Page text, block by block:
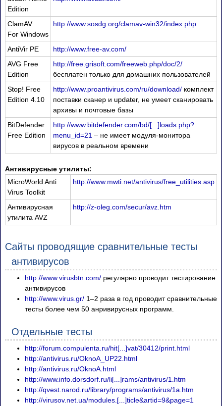
Edition
ClamAV
For Windows
http://www.sosdg.org/clamav-win32/index.php
AntiVir PE
http://www.free-av.com/
AVG Free
Edition
http://free.grisoft.com/freeweb.php/doc/2/
бесплатен только для домашних пользователей
Stop! Free
Edition 4.10
http://www.proantivirus.com/ru/download/ комплект
поставки сканер и updater, не умеет сканировать
архивы и почтовые базы
BitDefender
Free Edition
http://www.bitdefender.com/bd/[...]loads.php?
menu_id=21 – не имеет модуля-монитора
вирусов в реальном времени
Антивирусные утилиты:
MicroWorld Anti
Virus Toolkit
http://www.mwti.net/antivirus/free_utilities.asp
Антивирусная
утилита AVZ
http://z-oleg.com/secur/avz.htm
Сайты проводящие сравнительные тесты
антивирусов
http://www.virusbtn.com/ регулярно проводит тестирование
антивирусов
http://www.virus.gr/ 1–2 раза в год проводит сравнительные
тесты более чем 50 анривирусных программ.
Отдельные тесты
http://forum.compulenta.ru/hit[...]vat/30412/print.html
http://antivirus.ru/OknoA_UP22.html
http://antivirus.ru/OknoA.html
http://www.info.dorsdorf.ru/li[...]rams/antivirus/1.htm
http://qvest.narod.ru/library/programs/antivirus/1a.htm
http://virusov.net.ua/modules.[...]ticle&artid=9&page=1